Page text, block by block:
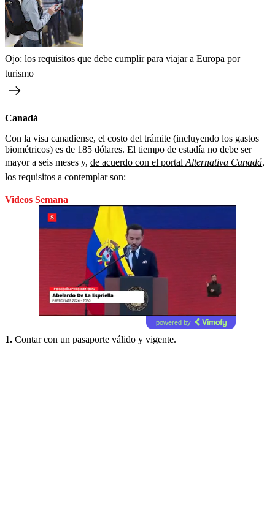
Ojo: los requisitos que debe cumplir para viajar a Europa por
turismo
Canadá
Con la visa canadiense, el costo del trámite (incluyendo los gastos
biométricos) es de 185 dólares. El tiempo de estadía no debe ser
mayor a seis meses y, de acuerdo con el portal Alternativa Canadá,
los requisitos a contemplar son:
Videos Semana
powered by
1. Contar con un pasaporte válido y vigente.